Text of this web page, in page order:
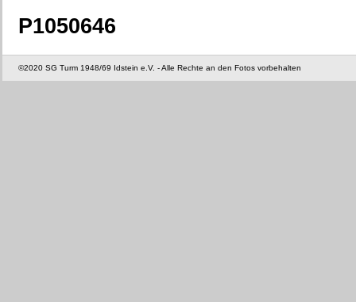
P1050646
©2020 SG Turm 1948/69 Idstein e.V. - Alle Rechte an den Fotos vorbehalten